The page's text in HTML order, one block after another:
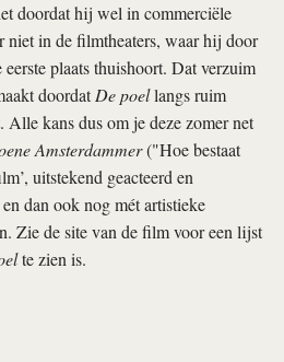
doordat hij wel in commerciële
niet in de filmtheaters, waar hij door
plaats thuishoort. Dat verzuim
doordatDe poellangs ruim
kans dus om je deze zomer net
Amsterdammer("Hoe bestaat
uitstekend geacteerd en
dan ook nog mét artistieke
Zie de site van de film voor een lijst
te zien is.